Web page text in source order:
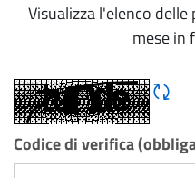
Visualizza l'elenco
mese in
Codice di verifica